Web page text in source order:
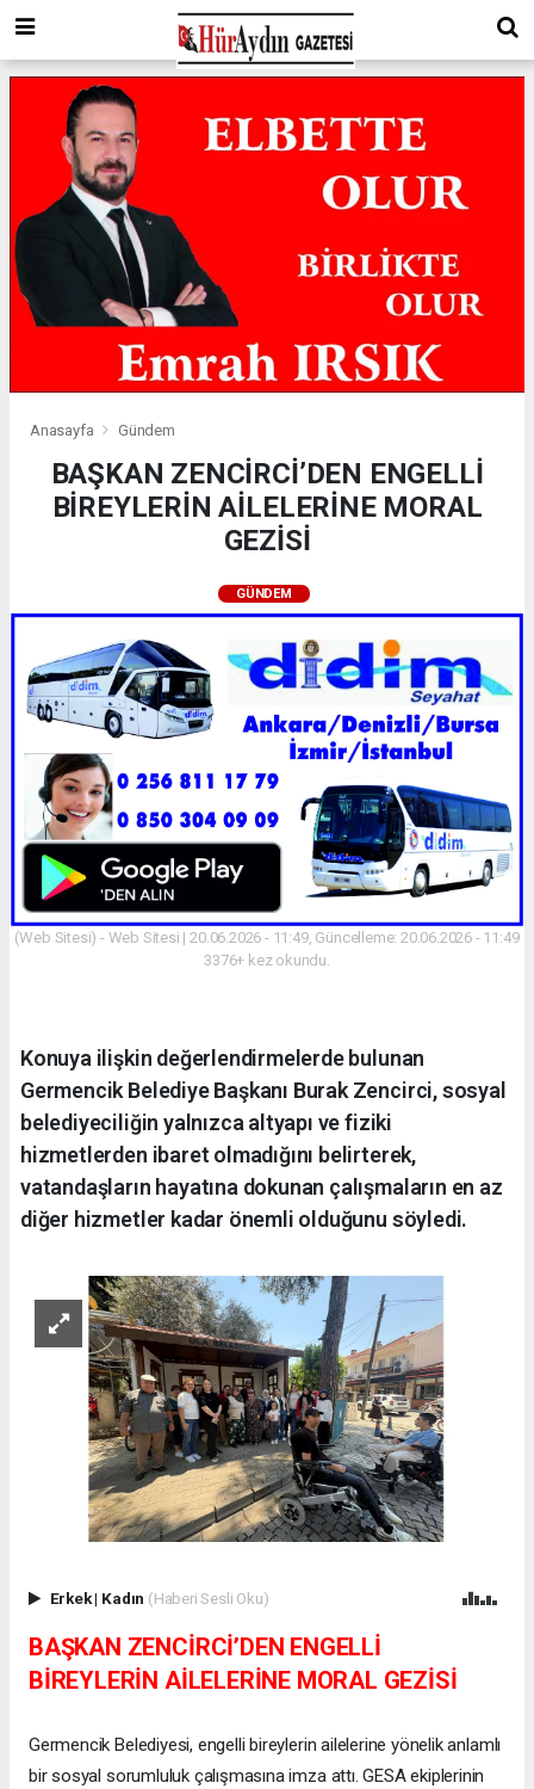
Anasayfa Gündem
BAŞKAN ZENCİRCİ’DEN ENGELLİ
BİREYLERİN AİLELERİNE MORAL
GEZİSİ
GÜNDEM
(Web Sitesi) - Web Sitesi | 20.06.2026 - 11:49, Güncelleme: 20.06.2026 - 11:49
3376+ kez okundu.
Konuya ilişkin değerlendirmelerde bulunan
Germencik Belediye Başkanı Burak Zencirci, sosyal
belediyeciliğin yalnızca altyapı ve fiziki
hizmetlerden ibaret olmadığını belirterek,
vatandaşların hayatına dokunan çalışmaların en az
diğer hizmetler kadar önemli olduğunu söyledi.
Erkek| Kadın (Haberi Sesli Oku)
BAŞKAN ZENCİRCİ’DEN ENGELLİ
BİREYLERİN AİLELERİNE MORAL GEZİSİ
Germencik Belediyesi, engelli bireylerin ailelerine yönelik anlamlı
bir sosyal sorumluluk çalışmasına imza attı. GESA ekiplerinin